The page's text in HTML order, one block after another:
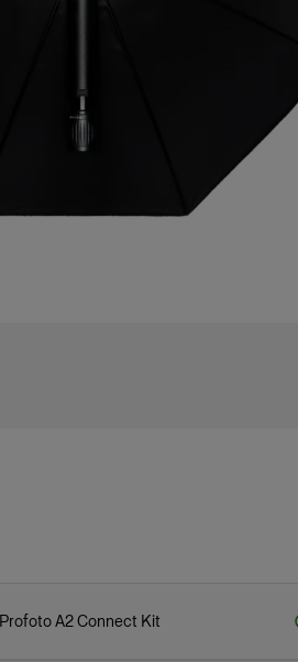
Profoto A2 Connect Kit